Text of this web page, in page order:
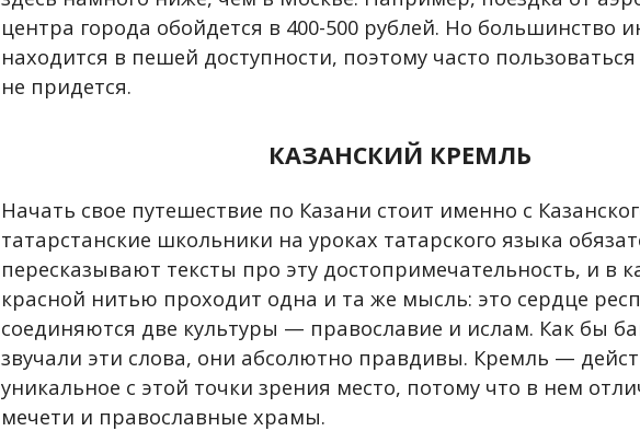
центра города обойдется в 400-500 рублей. Но большинство
находится в пешей доступности, поэтому часто
не придется.
КАЗАНСКИЙ КРЕМЛЬ
Начать свое путешествие по Казани стоит именно с
татарстанские школьники на уроках татарского языка
пересказывают тексты про эту достопримечательность, и в
красной нитью проходит одна и та же мысль: это сердце
соединяются две культуры — православие и ислам. Как бы
звучали эти слова, они абсолютно правдивы. Кремль —
уникальное с этой точки зрения место, потому что в нем
мечети и православные храмы.